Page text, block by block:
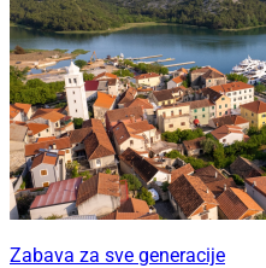
Zabava za sve generacije